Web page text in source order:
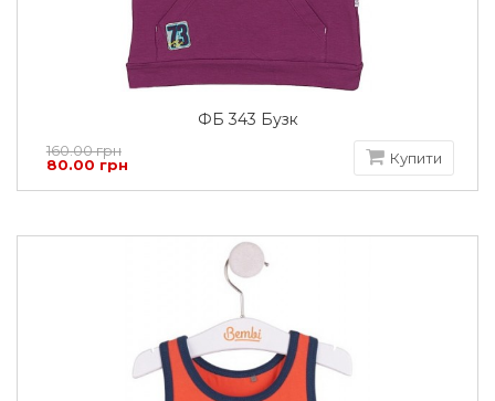
ФБ 343 Бузк
160.00 грн
80.00 грн
Купити